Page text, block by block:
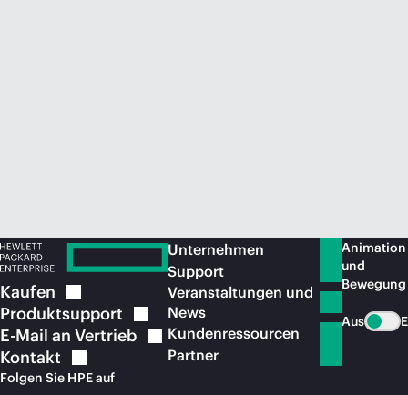
Kaufen
Produktsupport
E-Mail an Vertrieb
Kontakt
Folgen Sie HPE auf
Unternehmen
Support
Veranstaltungen und
News
Kundenressourcen
Partner
Animation
und
Bewegung
Aus